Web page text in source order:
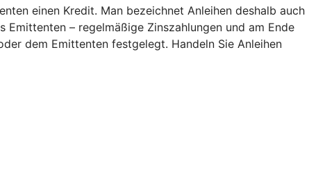
einen Kredit. Man bezeichnet Anleihen deshalb auch
– regelmäßige Zinszahlungen und am Ende
dem Emittenten festgelegt. Handeln Sie Anleihen